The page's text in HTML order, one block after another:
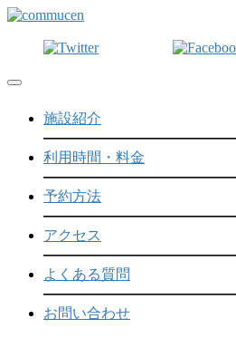
Toggle navigation
施設紹介
利用時間・料金
予約方法
アクセス
よくある質問
お問い合わせ